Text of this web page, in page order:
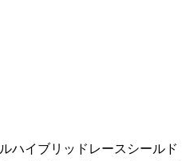
ハイブリッドレースシールド